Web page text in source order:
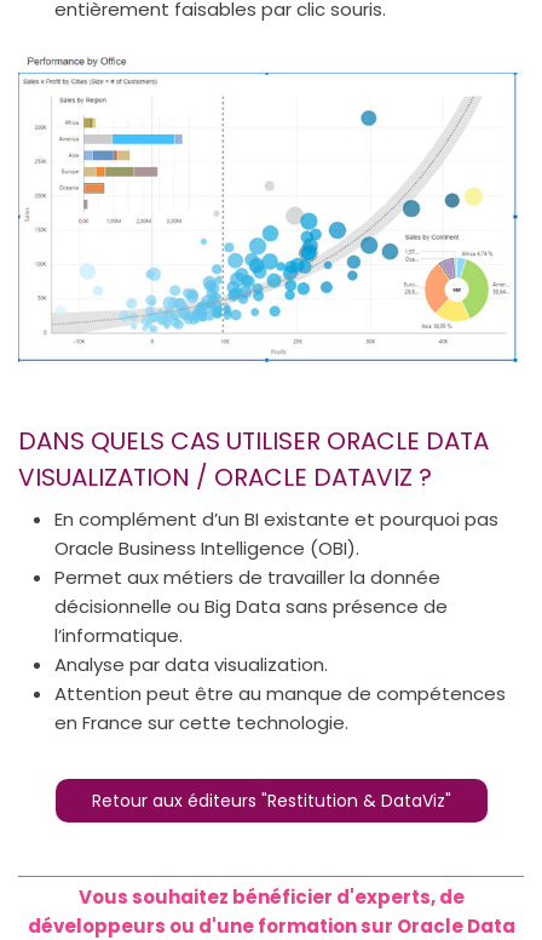
entièrement faisables par clic souris.
DANS QUELS CAS UTILISER ORACLE DATA
VISUALIZATION / ORACLE DATAVIZ ?
En complément d’un BI existante et pourquoi pas
Oracle Business Intelligence (OBI).
Permet aux métiers de travailler la donnée
décisionnelle ou Big Data sans présence de
l’informatique.
Analyse par data visualization.
Attention peut être au manque de compétences
en France sur cette technologie.
Retour aux éditeurs "Restitution & DataViz"
Vous souhaitez bénéficier d'experts, de
développeurs ou d'une formation sur Oracle Data